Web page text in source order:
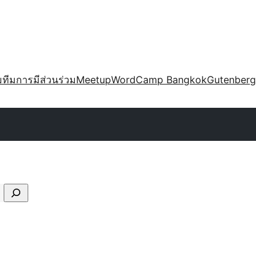
ทีมการมีส่วนร่วมMeetupWordCamp BangkokGutenberg